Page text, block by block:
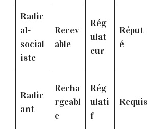
Radic
al-
social
iste
Recev
able
Rég
ulat
eur
Réput
é
Radic
ant
Recha
rgeabl
e
Rég
ulati
f
Requis